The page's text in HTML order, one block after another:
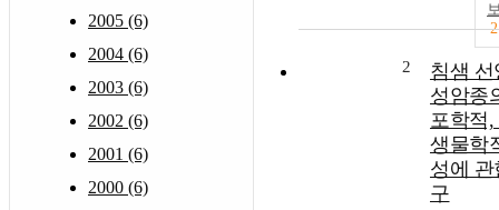
2005 (6)
2004 (6)
2003 (6)
2002 (6)
2001 (6)
2000 (6)
2
2
침샘 선
성암종
포학적,
생물학
성에 관
구